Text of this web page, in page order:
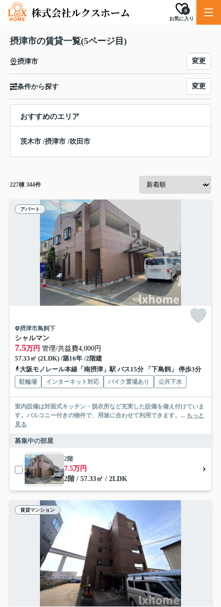
お気に入り
0
摂津市の賃貸一覧(5ページ目)
摂津市 変更
条件から探す 変更
おすすめのエリア
茨木市 /摂津市 /吹田市
227棟 344件
アパート
摂津市鳥飼下
シャルマン
7.5万円 管理/共益費4,000円
57.33㎡ (2LDK) /築16年 /2階建
大阪モノレール本線「南摂津」駅 バス15分 「下鳥飼」 停歩3分
駐輪場 インターネット対応 バイク置場あり 公共下水
室内設備は対面式キッチン・脱衣所など充実した設備を備え付けていま
す。バルコニー付きの物件で、用途に合わせて利用できます。... もっと
見る
募集中の部屋
2階
7.5万円
2階 / 57.33㎡ / 2LDK
賃貸マンション